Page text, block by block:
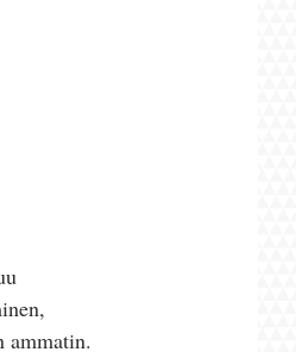
ammatin.